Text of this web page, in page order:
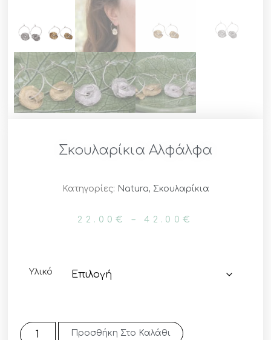
Σκουλαρίκια Αλφάλφα
Κατηγορίες: Natura, Σκουλαρίκια
22.00€ – 42.00€
Υλικό
Προσθήκη Στο Καλάθι